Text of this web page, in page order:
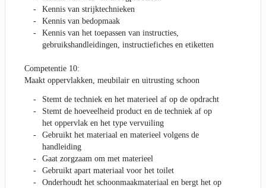
Kennis van strijktechnieken
Kennis van bedopmaak
Kennis van het toepassen van instructies,
gebruikshandleidingen, instructiefiches en etiketten
Competentie 10:
Maakt oppervlakken, meubilair en uitrusting schoon
Stemt de techniek en het materieel af op de opdracht
Stemt de hoeveelheid product en de techniek af op
het oppervlak en het type vervuiling
Gebruikt het materiaal en materieel volgens de
handleiding
Gaat zorgzaam om met materieel
Gebruikt apart materiaal voor het toilet
Onderhoudt het schoonmaakmateriaal en bergt het op